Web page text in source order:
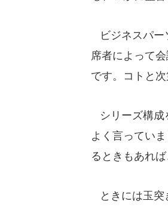
ビジネスパー
席者によって
です。コトと
シリーズ構成
よく言ってい
るときもあれ
ときには玉突